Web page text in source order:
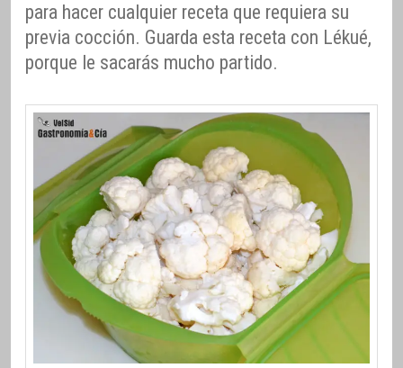
para hacer cualquier receta que requiera su
previa cocción. Guarda esta receta con Lékué,
porque le sacarás mucho partido.